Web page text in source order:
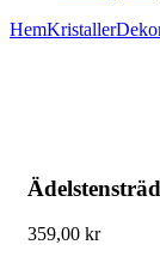
HemKristaller
359,00 kr